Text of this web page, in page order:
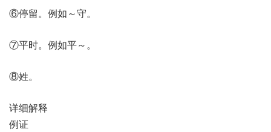
⑥停留。例如～守。
⑦平时。例如平～。
⑧姓。
详细解释
例证